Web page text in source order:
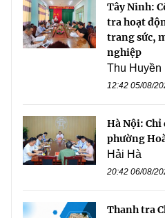
Tây Ninh:
tra hoạt
trang sức,
nghiệp
Thu Huyền
12:42 05/08/
Hà Nội: Chỉ
phường
Hải Hà
20:42 06/08/
Thanh tra